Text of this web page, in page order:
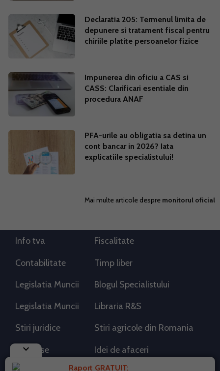
Declaratia 205: Termenul limita de
depunere si tratament fiscal pentru
chiriile platite persoanelor fizice
Impunerea din oficiu a CAS si
CASS: Clarificari esentiale din
procedura ANAF
PFA-urile au obligatia sa detina un
cont bancar in 2026? Iata
explicatiile specialistului!
Mai multe articole despre monitorul oficial
keyboard_arrow_down
Raport GRATUIT:
Info tva Fiscalitate
Contabilitate Timp liber
Legislatia Muncii Blogul Specialistului
Legislatia Muncii Libraria R&S
Stiri juridice Stiri agricole din Romania
AdSense Idei de afaceri